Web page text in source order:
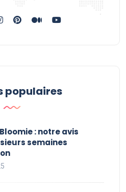
populaires
: notre avis
semaines